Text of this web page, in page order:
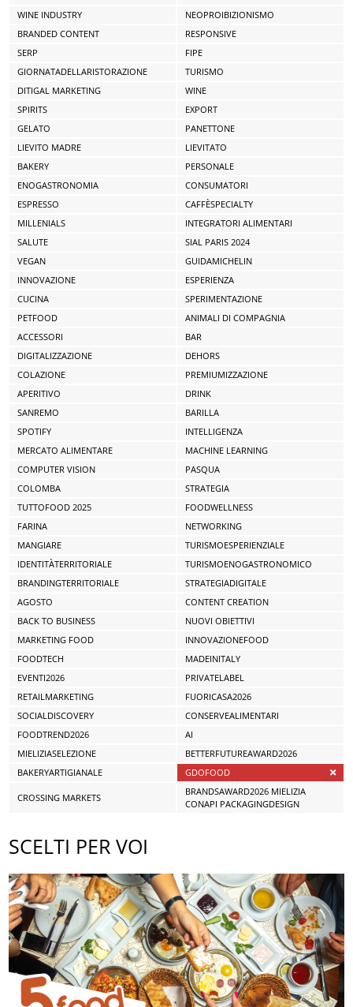
WINE INDUSTRY
NEOPROIBIZIONISMO
BRANDED CONTENT
RESPONSIVE
SERP
FIPE
GIORNATADELLARISTORAZIONE
TURISMO
DITIGAL MARKETING
WINE
SPIRITS
EXPORT
GELATO
PANETTONE
LIEVITO MADRE
LIEVITATO
BAKERY
PERSONALE
ENOGASTRONOMIA
CONSUMATORI
ESPRESSO
CAFFÈSPECIALTY
MILLENIALS
INTEGRATORI ALIMENTARI
SALUTE
SIAL PARIS 2024
VEGAN
GUIDAMICHELIN
INNOVAZIONE
ESPERIENZA
CUCINA
SPERIMENTAZIONE
PETFOOD
ANIMALI DI COMPAGNIA
ACCESSORI
BAR
DIGITALIZZAZIONE
DEHORS
COLAZIONE
PREMIUMIZZAZIONE
APERITIVO
DRINK
SANREMO
BARILLA
SPOTIFY
INTELLIGENZA
MERCATO ALIMENTARE
MACHINE LEARNING
COMPUTER VISION
PASQUA
COLOMBA
STRATEGIA
TUTTOFOOD 2025
FOODWELLNESS
FARINA
NETWORKING
MANGIARE
TURISMOESPERIENZIALE
IDENTITÀTERRITORIALE
TURISMOENOGASTRONOMICO
BRANDINGTERRITORIALE
STRATEGIADIGITALE
AGOSTO
CONTENT CREATION
BACK TO BUSINESS
NUOVI OBIETTIVI
MARKETING FOOD
INNOVAZIONEFOOD
FOODTECH
MADEINITALY
EVENTI2026
PRIVATELABEL
RETAILMARKETING
FUORICASA2026
SOCIALDISCOVERY
CONSERVEALIMENTARI
FOODTREND2026
AI
MIELIZIASELEZIONE
BETTERFUTUREAWARD2026
BAKERYARTIGIANALE
GDOFOOD
CROSSING MARKETS
BRANDSAWARD2026 MIELIZIA
CONAPI PACKAGINGDESIGN
SCELTI PER VOI